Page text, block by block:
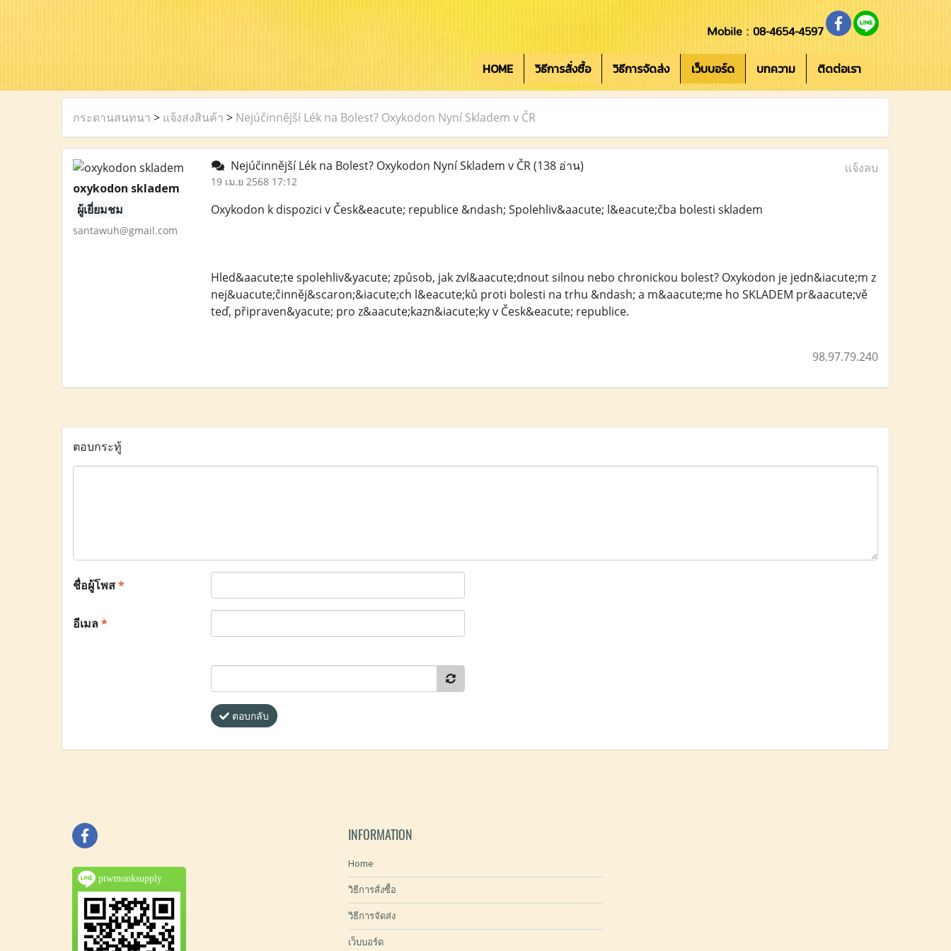
Mobile : 08-4654-4597
HOME วิธีการสั่งซื้อ วิธีการจัดส่ง เว็บบอร์ด บทความ ติดต่อเรา
กระดานสนทนา > แจ้งส่งสินค้า > Nejúčinnější Lék na Bolest? Oxykodon Nyní Skladem v ČR
oxykodon skladem
ผู้เยี่ยมชม
santawuh@gmail.com
Nejúčinnější Lék na Bolest? Oxykodon Nyní Skladem v ČR(138 อ่าน)
19 เม.ย 2568 17:12
แจ้งลบ
Oxykodon k dispozici v Česk&eacute; republice &ndash; Spolehliv&aacute; l&eacute;čba bolesti skladem
Hled&aacute;te spolehliv&yacute; způsob, jak zvl&aacute;dnout silnou nebo chronickou bolest? Oxykodon je jedn&iacute;m z
nej&uacute;činněj&scaron;&iacute;ch l&eacute;ků proti bolesti na trhu &ndash; a m&aacute;me ho SKLADEM pr&aacute;vě
teď, připraven&yacute; pro z&aacute;kazn&iacute;ky v Česk&eacute; republice.
98.97.79.240
ตอบกระทู้
ชื่อผู้โพส*
อีเมล*
ตอบกลับ
ptwmonksupply
INFORMATION
Home
วิธีการสั่งซื้อ
วิธีการจัดส่ง
เว็บบอร์ด